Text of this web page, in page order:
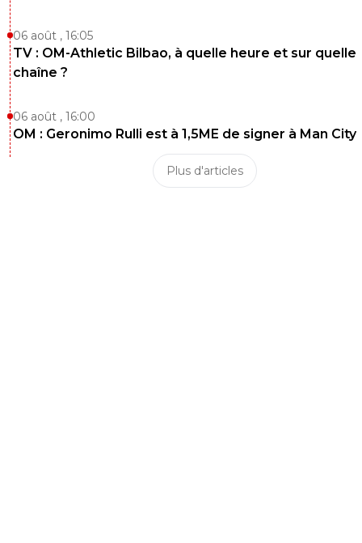
06 août , 16:05
TV : OM-Athletic Bilbao, à quelle heure et sur quelle
chaîne ?
06 août , 16:00
OM : Geronimo Rulli est à 1,5ME de signer à Man City
Plus d'articles